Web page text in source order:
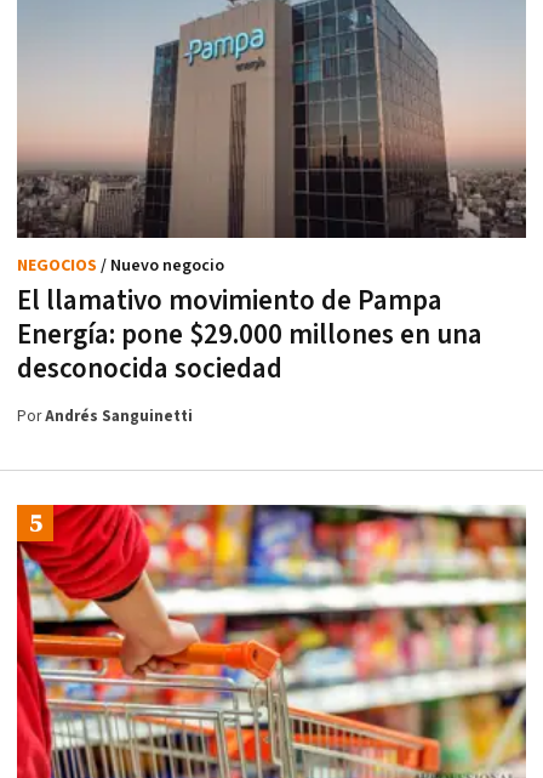
El llamativo movimiento de Pampa
Energía: pone $29.000 millones en una
desconocida sociedad
NEGOCIOS / Nuevo negocio
PorAndrés Sanguinetti